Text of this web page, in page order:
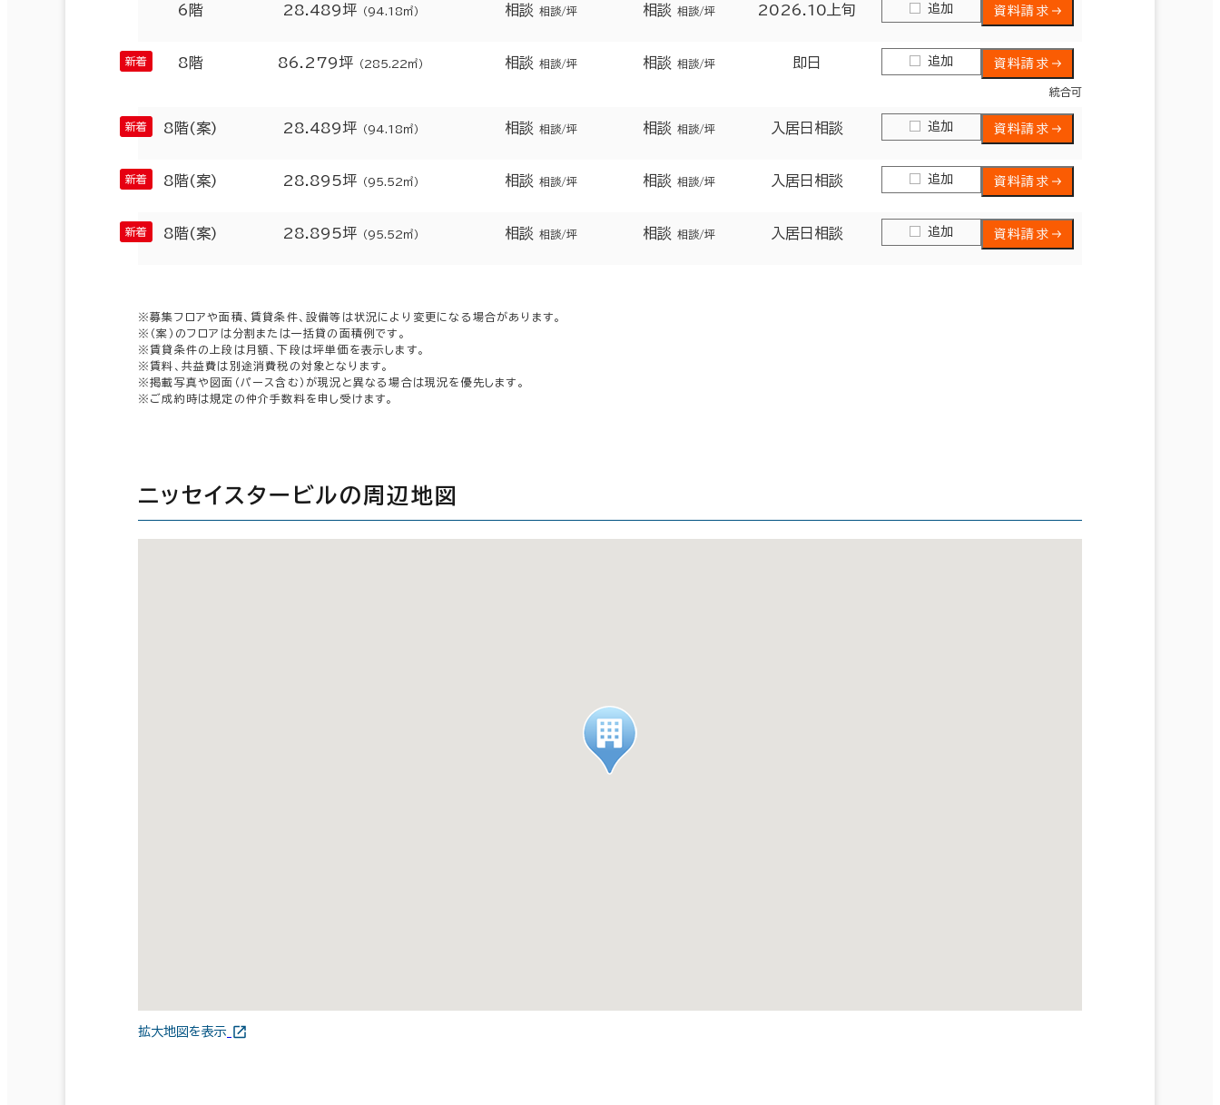
6階 28.489坪 （94.18㎡） 相談 相談/坪 相談 相談/坪 2026.10上旬 追加 資料請求
8階 86.279坪 （285.22㎡） 相談 相談/坪 相談 相談/坪 即日 追加 資料請求
統合可
8階(案) 28.489坪 （94.18㎡） 相談 相談/坪 相談 相談/坪 入居日相談 追加 資料請求
8階(案) 28.895坪 （95.52㎡） 相談 相談/坪 相談 相談/坪 入居日相談 追加 資料請求
8階(案) 28.895坪 （95.52㎡） 相談 相談/坪 相談 相談/坪 入居日相談 追加 資料請求
※募集フロアや面積、賃貸条件、設備等は状況により変更になる場合があります。
※（案）のフロアは分割または一括貸の面積例です。
※賃貸条件の上段は月額、下段は坪単価を表示します。
※賃料、共益費は別途消費税の対象となります。
※掲載写真や図面（パース含む）が現況と異なる場合は現況を優先します。
※ご成約時は規定の仲介手数料を申し受けます。
ニッセイスタービルの周辺地図
拡大地図を表示